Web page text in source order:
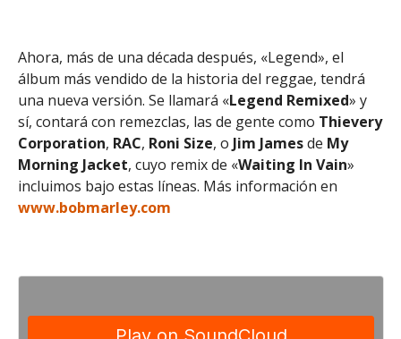
Ahora, más de una década después, «Legend», el
álbum más vendido de la historia del reggae, tendrá
una nueva versión. Se llamará «Legend Remixed» y
sí, contará con remezclas, las de gente como Thievery
Corporation, RAC, Roni Size, o Jim Jamesde My
Morning Jacket, cuyo remix de «Waiting In Vain»
incluimos bajo estas líneas. Más información en
www.bobmarley.com